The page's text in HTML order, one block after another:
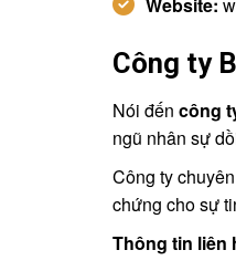
Website:
Công ty
Nói đến công
ngũ nhân sự
Công ty
chứng cho sự
Thông tin liên